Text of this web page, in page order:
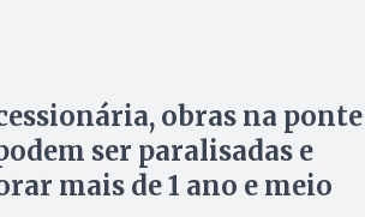
obras na ponte
ser paralisadas e
mais de 1 ano e meio